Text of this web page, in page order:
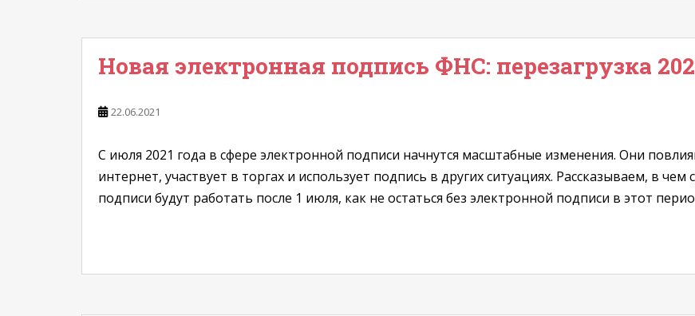
Новая электронная подпись ФНС: перезагрузка
22.06.2021
С июля 2021 года в сфере электронной подписи начнутся масштабные изменения. Они
интернет, участвует в торгах и использует подпись в других ситуациях. Рассказываем, в
подписи будут работать после 1 июля, как не остаться без электронной подписи в этот